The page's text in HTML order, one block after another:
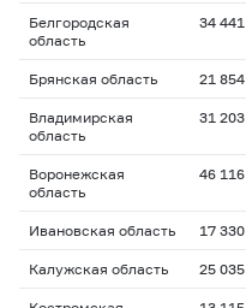
Белгородская
область
34 441
Брянская область 21 854
Владимирская
область
31 203
Воронежская
область
46 116
Ивановская область 17 330
Калужская область 25 035